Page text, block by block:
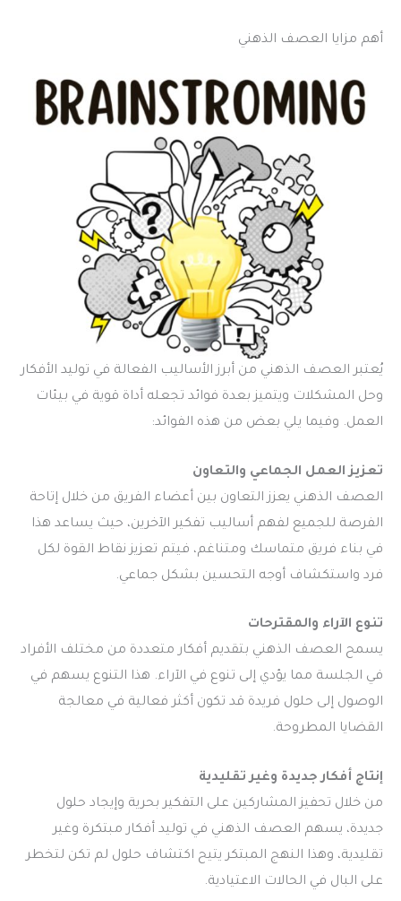
أهم مزايا العصف الذهني
يُعتبر العصف الذهني من أبرز الأساليب الفعالة في توليد الأفكار
وحل المشكلات ويتميز بعدة فوائد تجعله أداة قوية في بيئات
العمل. وفيما يلي بعض من هذه الفوائد:
تعزيز العمل الجماعي والتعاون
العصف الذهني يعزز التعاون بين أعضاء الفريق من خلال إتاحة
الفرصة للجميع لفهم أساليب تفكير الآخرين، حيث يساعد هذا
في بناء فريق متماسك ومتناغم، فيتم تعزيز نقاط القوة لكل
فرد واستكشاف أوجه التحسين بشكل جماعي.
تنوع الآراء والمقترحات
يسمح العصف الذهني بتقديم أفكار متعددة من مختلف الأفراد
في الجلسة مما يؤدي إلى تنوع في الآراء. هذا التنوع يسهم في
الوصول إلى حلول فريدة قد تكون أكثر فعالية في معالجة
القضايا المطروحة.
إنتاج أفكار جديدة وغير تقليدية
من خلال تحفيز المشاركين على التفكير بحرية وإيجاد حلول
جديدة، يسهم العصف الذهني في توليد أفكار مبتكرة وغير
تقليدية، وهذا النهج المبتكر يتيح اكتشاف حلول لم تكن لتخطر
على البال في الحالات الاعتيادية.